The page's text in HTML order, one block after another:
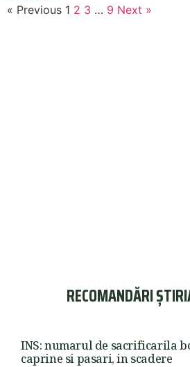
« Previous 1 2 3 … 9 Next »
RECOMANDĂRI
INS: numarul de sacrificarila
caprine si pasari, in scadere